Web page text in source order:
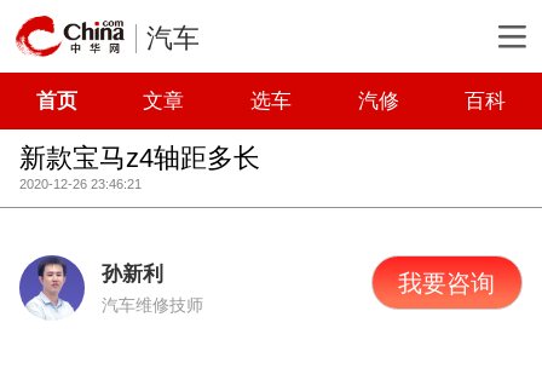
汽车
首页 文章 选车 汽修 百科
新款宝马z4轴距多长
2020-12-26 23:46:21
孙新利
汽车维修技师
我要咨询